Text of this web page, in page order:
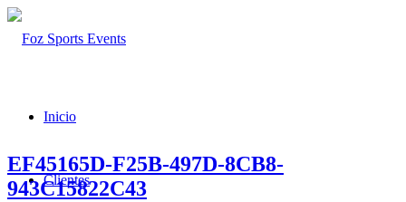
Inicio
Clientes
EF45165D-F25B-497D-8CB8-
943C15822C43